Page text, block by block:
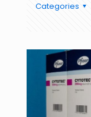
Categories